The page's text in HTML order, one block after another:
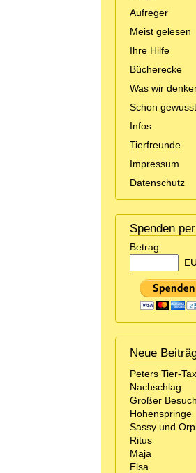
Aufreger
Meist gelesen
Ihre Hilfe
Bücherecke
Was wir
Schon
Infos
Tierfreunde
Impressum
Datenschutz
Spenden
Betrag
Neue
Peters Tier-
Nachschlag
Großer
Hohenspringe
Sassy und
Ritus
Maja
Elsa